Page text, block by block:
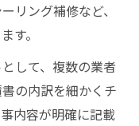
リング補修など、
す。
して、複数の業者
の内訳を細かくチ
内容が明確に記載